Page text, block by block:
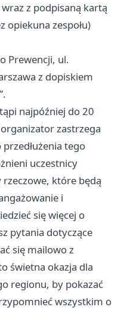
z podpisaną kartą
opiekuna zespołu)
Prewencji, ul.
z dopiskiem
najpóźniej do 20
zastrzega
tego
uczestnicy
które będą
i
się więcej o
pytania dotyczące
się mailowo z
świetna okazja dla
regionu, by pokazać
wszystkim o